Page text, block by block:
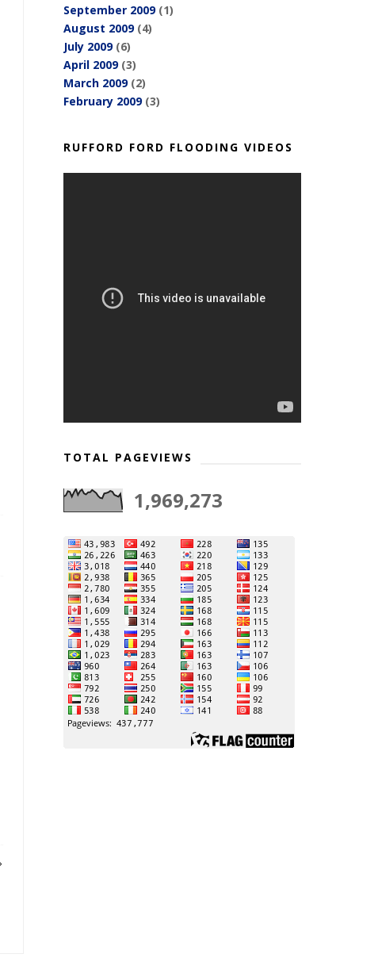
September 2009(1)
August 2009(4)
July 2009(6)
April 2009(3)
March 2009(2)
February 2009(3)
RUFFORD FORD FLOODING VIDEOS
TOTAL PAGEVIEWS
1,969,273